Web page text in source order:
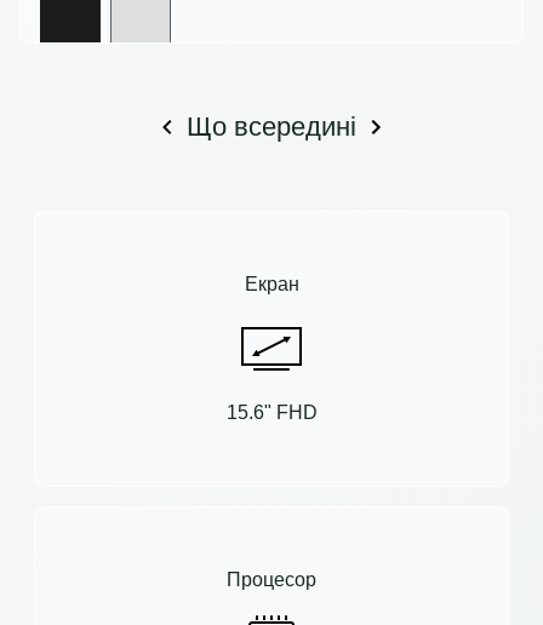
Що всередині
Екран
15.6" FHD
Процесор